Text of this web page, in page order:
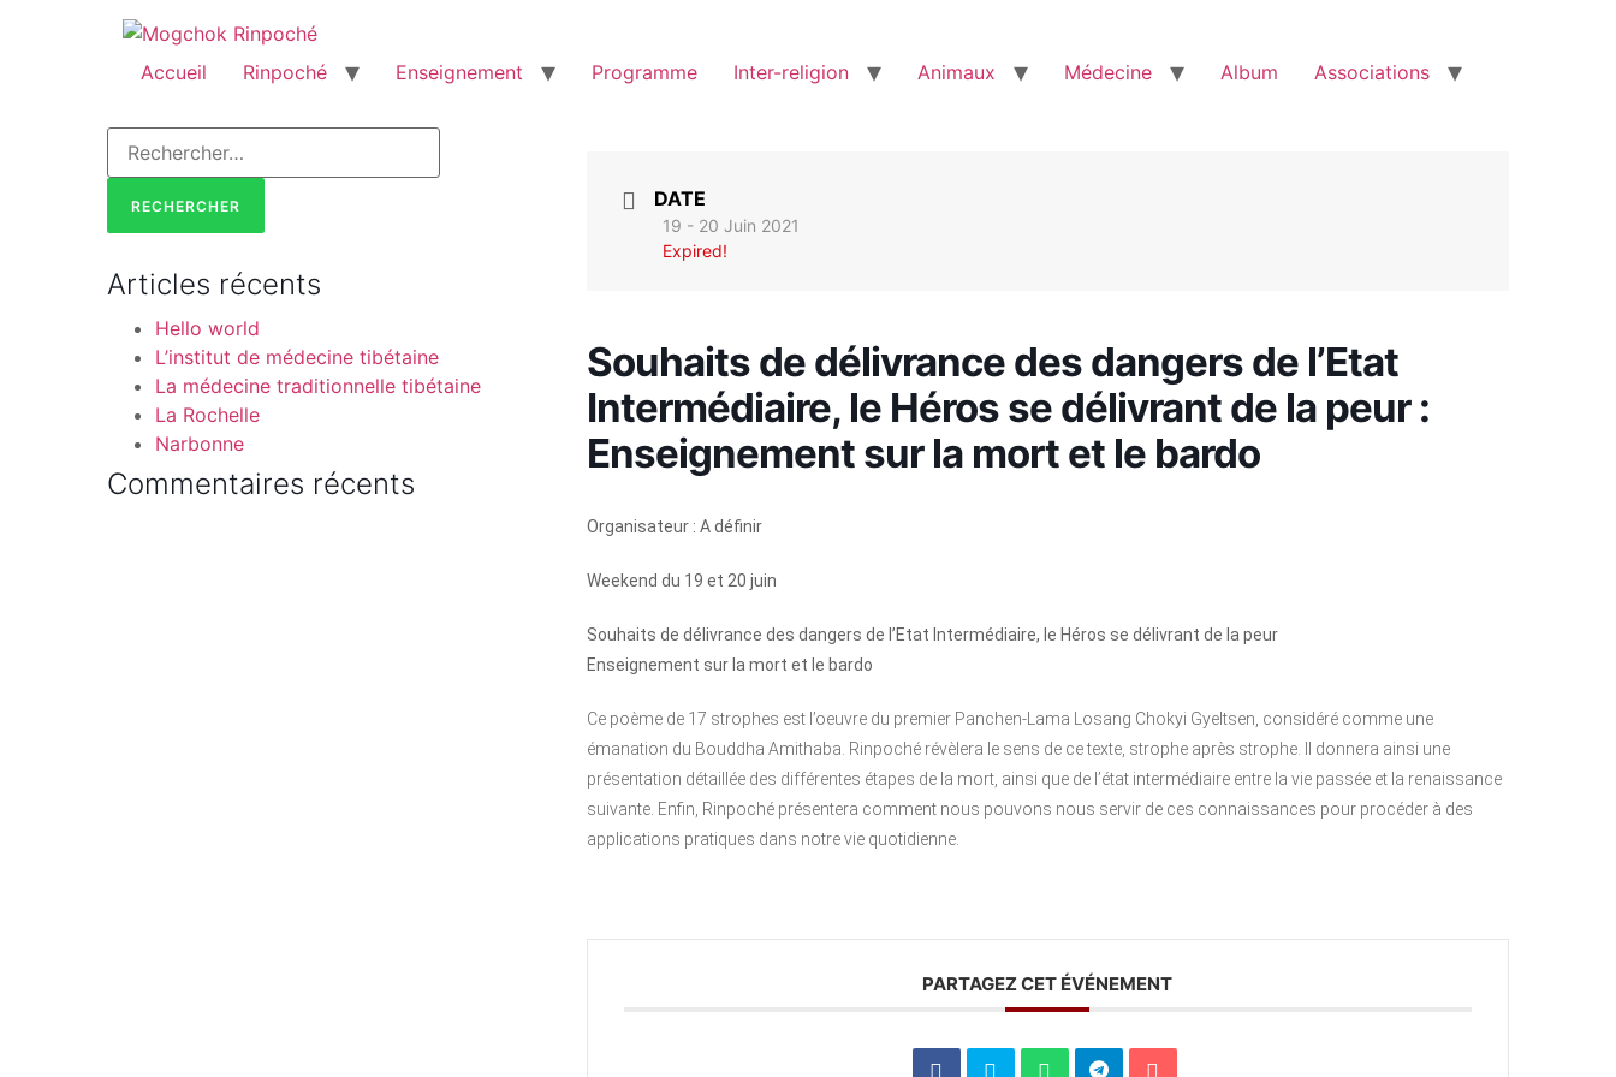
Accueil Rinpoché Enseignement Programme Inter-religion Animaux Médecine Album Associations
Articles récents
Hello world
L’institut de médecine tibétaine
La médecine traditionnelle tibétaine
La Rochelle
Narbonne
Commentaires récents
DATE
19 - 20 Juin 2021
Expired!
Souhaits de délivrance des dangers de l’Etat
Intermédiaire, le Héros se délivrant de la peur :
Enseignement sur la mort et le bardo
Organisateur : A définir
Weekend du 19 et 20 juin
Souhaits de délivrance des dangers de l’Etat Intermédiaire, le Héros se délivrant de la peur
Enseignement sur la mort et le bardo
Ce poème de 17 strophes est l’oeuvre du premier Panchen-Lama Losang Chokyi Gyeltsen, considéré comme une
émanation du Bouddha Amithaba. Rinpoché révèlera le sens de ce texte, strophe après strophe. Il donnera ainsi une
présentation détaillée des différentes étapes de la mort, ainsi que de l’état intermédiaire entre la vie passée et la renaissance
suivante. Enfin, Rinpoché présentera comment nous pouvons nous servir de ces connaissances pour procéder à des
applications pratiques dans notre vie quotidienne.
PARTAGEZ CET ÉVÉNEMENT